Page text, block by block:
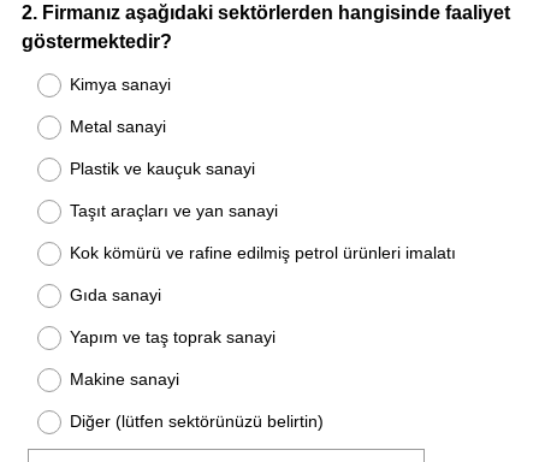
Question
Title
2. Firmanız aşağıdaki sektörlerden hangisinde faaliyet
göstermektedir?
Kimya sanayi
Metal sanayi
Plastik ve kauçuk sanayi
Taşıt araçları ve yan sanayi
Kok kömürü ve rafine edilmiş petrol ürünleri imalatı
Gıda sanayi
Yapım ve taş toprak sanayi
Makine sanayi
Diğer (lütfen sektörünüzü belirtin)